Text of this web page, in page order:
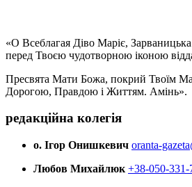
«О Всеблагая Діво Маріє,
перед Твоєю чудотворною іконою
Пресвята Мати Божа, покрий Твоїм
Дорогою, Правдою і Життям. Амінь».
редакційна колегія
о. Ігор Онишкевич oranta-
Любов Михайлюк +38-050-331-